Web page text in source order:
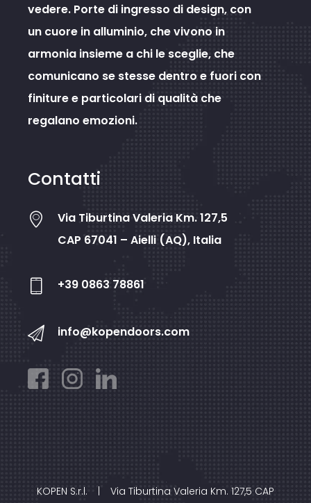
vedere. Porte di ingresso di design, con
un cuore in alluminio, che vivono in
armonia insieme a chi le sceglie, che
comunicano se stesse dentro e fuori con
finiture e particolari di qualità che
regalano emozioni.
Contatti
Via Tiburtina Valeria Km. 127,5
CAP 67041 – Aielli (AQ), Italia
+39 0863 78861
info@kopendoors.com
KOPEN S.r.l. | Via Tiburtina Valeria Km. 127,5 CAP